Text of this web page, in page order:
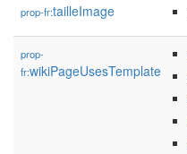
prop-fr:tailleImage
prop-
fr:wikiPageUsesTemplate